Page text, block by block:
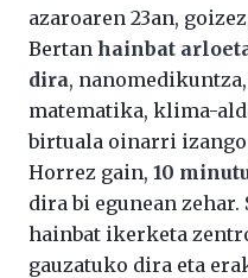
azaroaren 23an,
Bertan hainbat
dira,
matematika, klima-
birtuala oinarri
Horrez gain, 10
dira bi egunean
hainbat ikerketa
gauzatuko dira eta